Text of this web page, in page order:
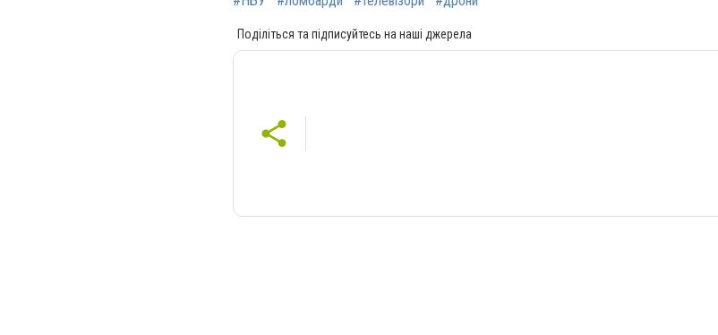
Поділіться та підписуйтесь на наші джерела